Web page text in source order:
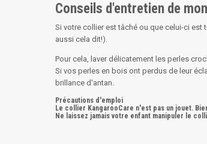
Conseils d'entretien de
Si votre collier est tâché ou que celui-ci
aussi cela dit!).
Pour cela, laver délicatement les perles
Si vos perles en bois ont perdus de leur
brillance d'antan.
Précautions d'emploi
Le collier KangarooCare n'est pas un jouet.
Ne laissez jamais votre enfant manipuler le